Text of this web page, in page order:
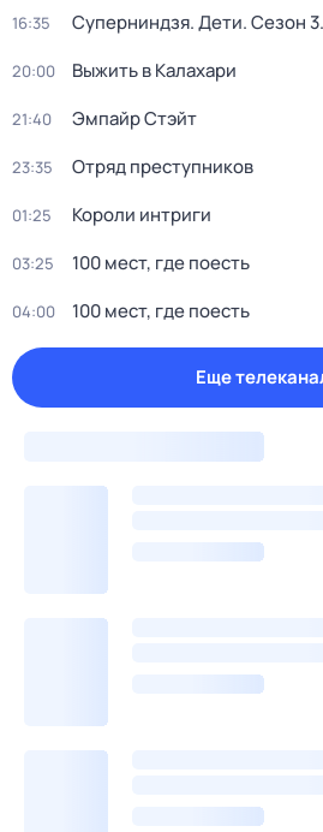
16:35 Суперниндзя. Дети. Сезон 3
20:00 Выжить в Калaxари
21:40 Эмпайр Стэйт
23:35 Отряд пpеступникoв
01:25 Короли интриги
03:25 100 мест, где поесть
04:00 100 мест, где поесть
Еще